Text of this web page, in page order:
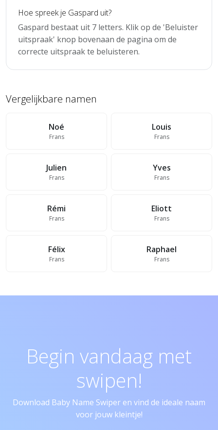
Hoe spreek je Gaspard uit?
Gaspard bestaat uit 7 letters. Klik op de 'Beluister
uitspraak' knop bovenaan de pagina om de
correcte uitspraak te beluisteren.
Vergelijkbare namen
Noé
Frans
Louis
Frans
Julien
Frans
Yves
Frans
Rémi
Frans
Eliott
Frans
Félix
Frans
Raphael
Frans
Begin vandaag met
swipen!
Download Baby Name Swiper en vind de ideale naam
voor jouw kleintje!